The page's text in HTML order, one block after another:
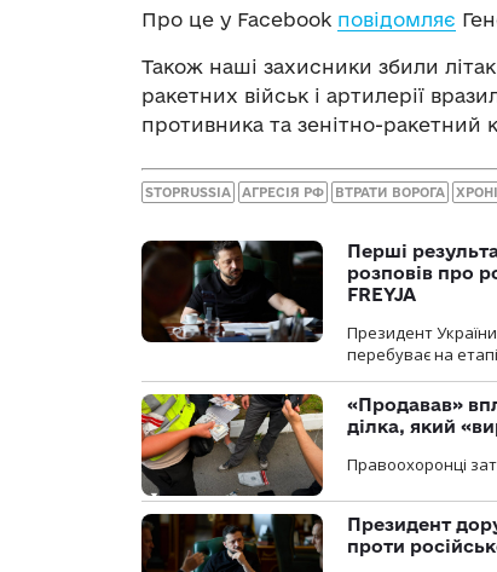
Про це у Facebook повідомляє
Також наші захисники збили
ракетних військ і артилерії
противника та зенітно-ракетний
STOPRUSSIA АГРЕСІЯ РФ ВТРАТИ ВОРОГА
Перші
розповів про
FREYJA
Президент
перебуває на етапі
«Продавав»
ділка, який
Правоохоронці
Президент
проти